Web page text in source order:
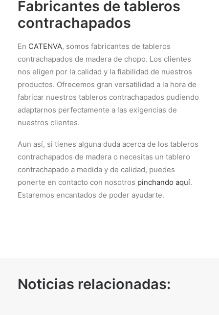
Fabricantes de tableros
contrachapados
En CATENVA, somos fabricantes de tableros
contrachapados de madera de chopo. Los clientes
nos eligen por la calidad y la fiabilidad de nuestros
productos. Ofrecemos gran versatilidad a la hora de
fabricar nuestros tableros contrachapados pudiendo
adaptarnos perfectamente a las exigencias de
nuestros clientes.
Aun así, si tienes alguna duda acerca de los tableros
contrachapados de madera o necesitas un tablero
contrachapado a medida y de calidad, puedes
ponerte en contacto con nosotros pinchando aquí.
Estaremos encantados de poder ayudarte.
Noticias relacionadas: